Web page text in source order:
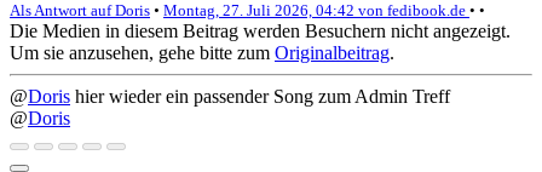
Als Antwort auf Doris • Montag, 27. Juli 2026, 04:42 von fedibook.de • •
Die Medien in diesem Beitrag werden Besuchern nicht angezeigt.
Um sie anzusehen, gehe bitte zum Originalbeitrag.
@Doris hier wieder ein passender Song zum Admin Treff
@Doris